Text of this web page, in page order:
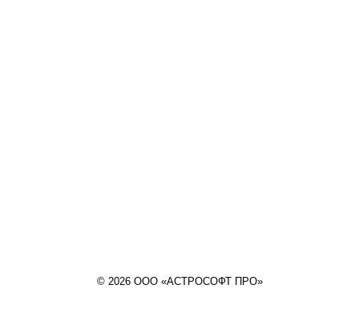
© 2026 ООО «АСТРОСОФТ ПРО»